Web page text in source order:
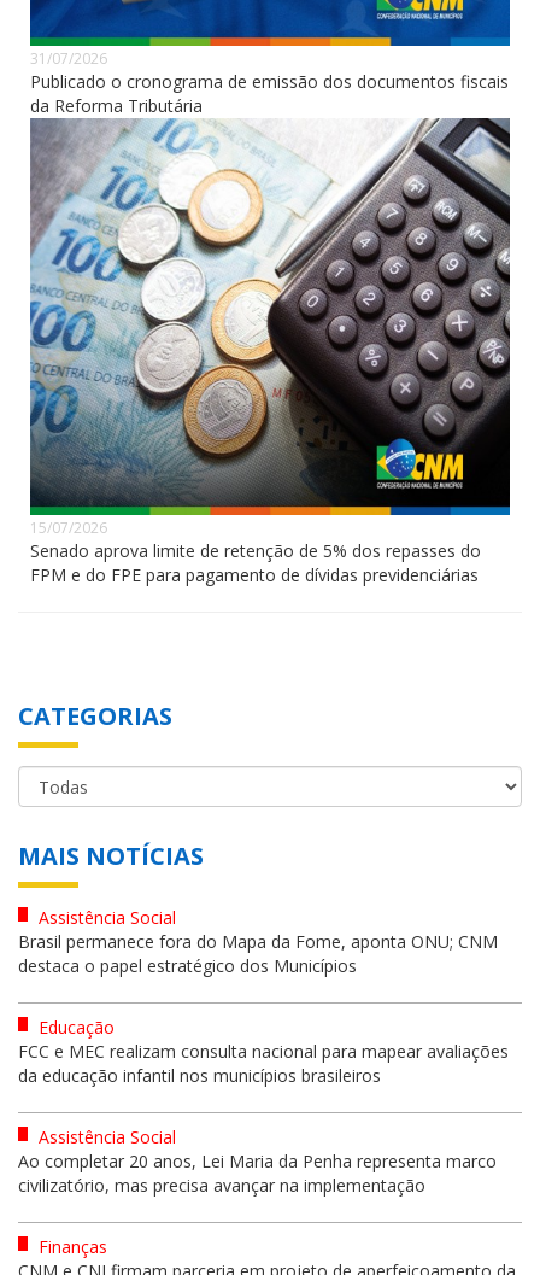
31/07/2026
Publicado o cronograma de emissão dos documentos fiscais
da Reforma Tributária
15/07/2026
Senado aprova limite de retenção de 5% dos repasses do
FPM e do FPE para pagamento de dívidas previdenciárias
CATEGORIAS
MAIS NOTÍCIAS
Assistência Social
Brasil permanece fora do Mapa da Fome, aponta ONU; CNM
destaca o papel estratégico dos Municípios
Educação
FCC e MEC realizam consulta nacional para mapear avaliações
da educação infantil nos municípios brasileiros
Assistência Social
Ao completar 20 anos, Lei Maria da Penha representa marco
civilizatório, mas precisa avançar na implementação
Finanças
CNM e CNJ firmam parceria em projeto de aperfeiçoamento da